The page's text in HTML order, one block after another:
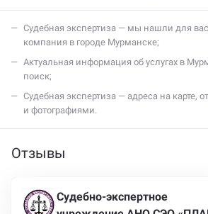
судебная экспертиза — мы нашли для вас 51 юридическая
компания в городе Мурманске;
актуальная информация об услугах в Мурманске, удобный
поиск;
судебная экспертиза — адреса на карте, отзывы с рейтингом
и фотографиями.
Отзывы
Судебно-экспертное